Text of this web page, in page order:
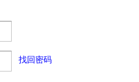
找回密码